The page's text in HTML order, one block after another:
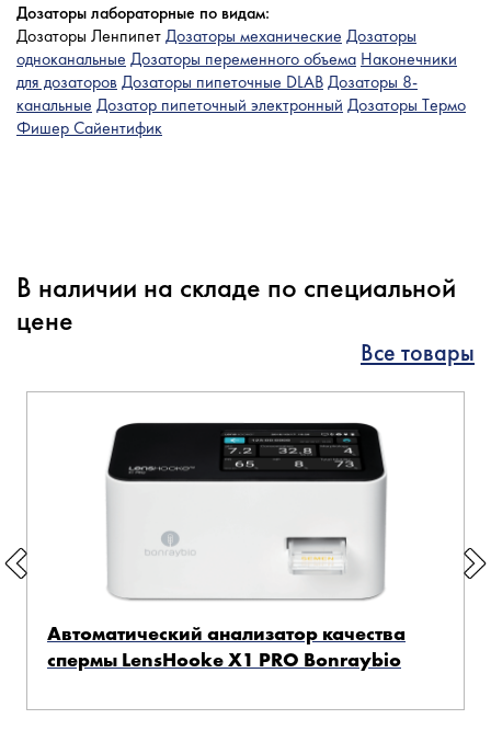
Дозаторы лабораторные по видам:
Дозаторы ЛенпипетДозаторы механические Дозаторы
одноканальные Дозаторы переменного объема Наконечники
для дозаторов Дозаторы пипеточные DLABДозаторы 8-
канальные Дозатор пипеточный электронный Дозаторы Tермо
Фишер Сайентифик
В наличии на складе по специальной
цене
Все товары
Автоматический анализатор качества
спермы LensHooke X1 PRO Bonraybio